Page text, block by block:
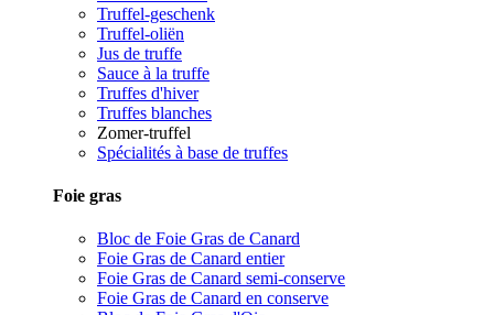
Truffel-geschenk
Truffel-oliën
Jus de truffe
Sauce à la truffe
Truffes d'hiver
Truffes blanches
Zomer-truffel
Spécialités à base de truffes
Foie gras
Bloc de Foie Gras de Canard
Foie Gras de Canard entier
Foie Gras de Canard semi-conserve
Foie Gras de Canard en conserve